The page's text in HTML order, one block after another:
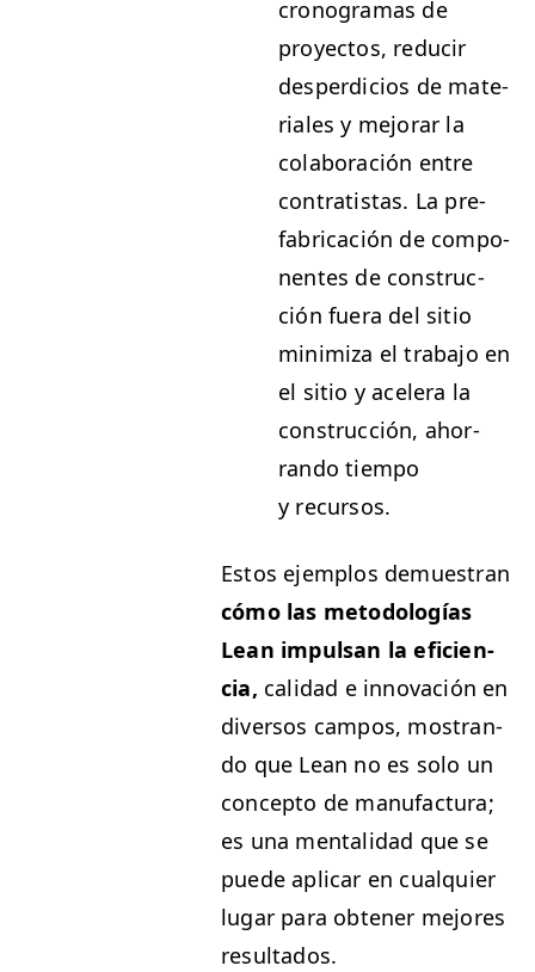
crono­gra­mas de
proyec­tos, reducir
des­perdi­cios de mate­
ri­ales y mejo­rar la
colab­o­ración entre
con­tratis­tas. La pre­
fab­ri­cación de com­po­
nentes de con­struc­
ción fuera del sitio
min­i­miza el tra­ba­jo en
el sitio y acel­era la
con­struc­ción, ahor­
ran­do tiem­po
y recursos.
Estos ejem­p­los demues­tran
cómo las metodologías
Lean impul­san la efi­cien­
cia, cal­i­dad e inno­vación en
diver­sos cam­pos, mostran­
do que Lean no es solo un
con­cep­to de man­u­fac­tura;
es una men­tal­i­dad que se
puede aplicar en cualquier
lugar para obten­er mejores
resultados.